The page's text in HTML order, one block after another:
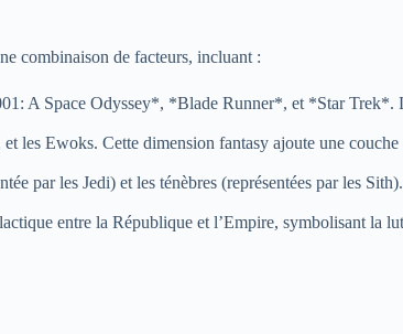
combinaison de facteurs, incluant :
A Space Odyssey*, *Blade Runner*, et *Star Trek*.
les Ewoks. Cette dimension fantasy ajoute une
les Jedi) et les ténèbres (représentées par les
entre la République et l’Empire, symbolisant la